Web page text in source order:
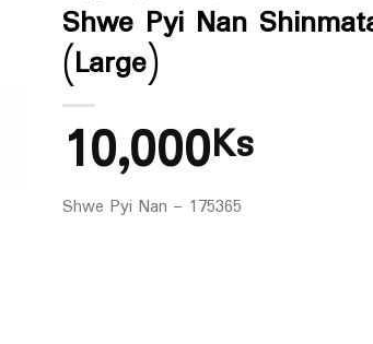
Shwe Pyi Nan
(Large)
10,000Ks
Shwe Pyi Nan – 175365